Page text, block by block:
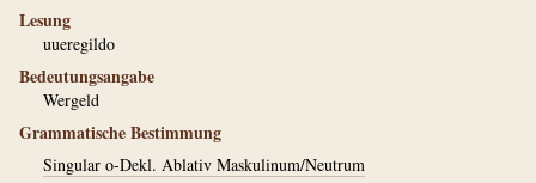
Lesung
uueregildo
Bedeutungsangabe
Wergeld
Grammatische Bestimmung
Singular o-Dekl. Ablativ Maskulinum/Neutrum